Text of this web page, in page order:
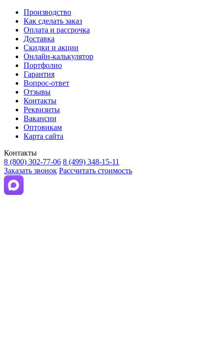
Производство
Как сделать заказ
Оплата и рассрочка
Доставка
Скидки и акции
Онлайн-калькулятор
Портфолио
Гарантия
Вопрос-ответ
Отзывы
Контакты
Реквизиты
Вакансии
Оптовикам
Карта сайта
Контакты
8 (800) 302-77-06 8 (499) 348-15-11
Заказать звонок Рассчитать стоимость